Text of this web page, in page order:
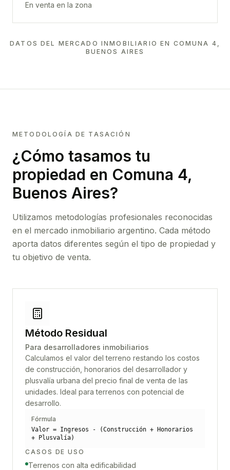
En venta en la zona
DATOS DEL MERCADO INMOBILIARIO EN COMUNA 4,
BUENOS AIRES
METODOLOGÍA DE TASACIÓN
¿Cómo tasamos tu
propiedad en Comuna 4,
Buenos Aires?
Utilizamos metodologías profesionales reconocidas
en el mercado inmobiliario argentino. Cada método
aporta datos diferentes según el tipo de propiedad y
tu objetivo de venta.
Método Residual
Para desarrolladores inmobiliarios
Calculamos el valor del terreno restando los costos
de construcción, honorarios del desarrollador y
plusvalía urbana del precio final de venta de las
unidades. Ideal para terrenos con potencial de
desarrollo.
Fórmula
Valor = Ingresos - (Construcción + Honorarios
+ Plusvalía)
CASOS DE USO
Terrenos con alta edificabilidad